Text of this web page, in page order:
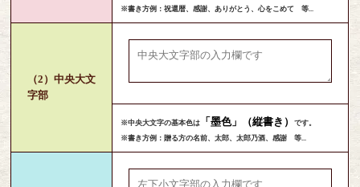
※書き方例：祝還暦、感謝、ありがとう、心をこめて 等...
（2）中央大文
字部
※中央大文字の基本色は 「墨色」（縦書き）です。
※書き方例：贈る方の名前、太郎、太郎乃酒、感謝 等...